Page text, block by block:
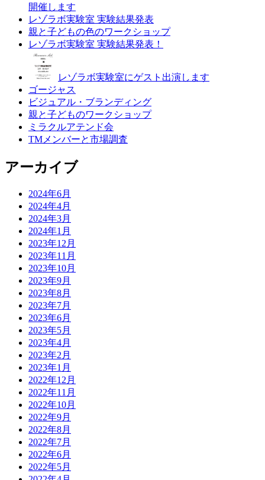
開催します
レゾラボ実験室 実験結果発表
親と子どもの色のワークショップ
レゾラボ実験室 実験結果発表！
レゾラボ実験室にゲスト出演します
ゴージャス
ビジュアル・ブランディング
親と子どものワークショップ
ミラクルアテンド会
TMメンバーと市場調査
アーカイブ
2024年6月
2024年4月
2024年3月
2024年1月
2023年12月
2023年11月
2023年10月
2023年9月
2023年8月
2023年7月
2023年6月
2023年5月
2023年4月
2023年2月
2023年1月
2022年12月
2022年11月
2022年10月
2022年9月
2022年8月
2022年7月
2022年6月
2022年5月